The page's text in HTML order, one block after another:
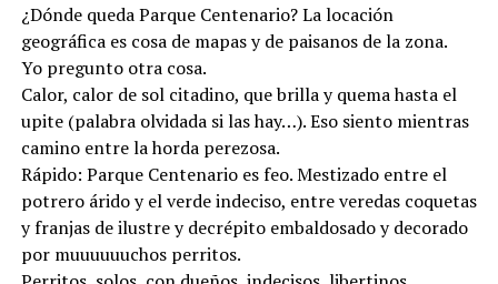
¿Dónde queda Parque Centenario? La locación
geográfica es cosa de mapas y de paisanos de la zona.
Yo pregunto otra cosa.
Calor, calor de sol citadino, que brilla y quema hasta el
upite (palabra olvidada si las hay…). Eso siento mientras
camino entre la horda perezosa.
Rápido: Parque Centenario es feo. Mestizado entre el
potrero árido y el verde indeciso, entre veredas coquetas
y franjas de ilustre y decrépito embaldosado y decorado
por muuuuuuchos perritos.